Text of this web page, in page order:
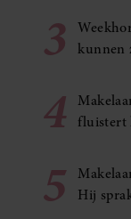
3
kunnen
4
fluistert
5
Hij